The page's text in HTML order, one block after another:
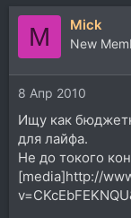
M Mick
New
8 Апр 2010
Ищу как
для лайфа.
Не до токого
[media]http://